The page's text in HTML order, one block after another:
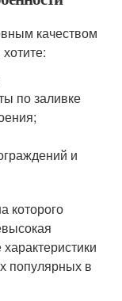
качеством
по заливке
и
которого
популярных в